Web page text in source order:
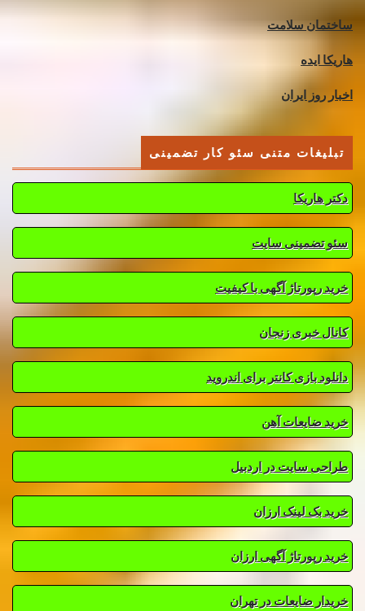
ساختمان سلامت
هاریکا ایده
اخبار روز ایران
تبلیغات متنی سئو کار تضمینی
دکتر هاریکا
سئو تضمینی سایت
خرید رپورتاژ آگهی با کیفیت
کانال خبری زنجان
دانلود بازی کانتر برای اندروید
خرید ضایعات آهن
طراحی سایت در اردبیل
خرید بک لینک ارزان
خرید رپورتاژ آگهی ارزان
خریدار ضایعات در تهران